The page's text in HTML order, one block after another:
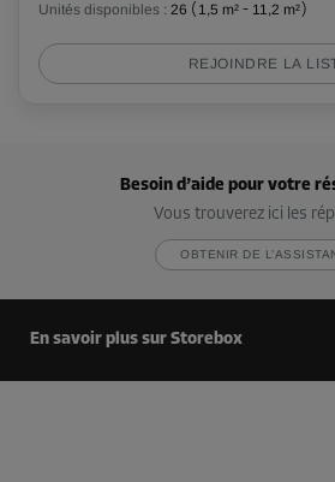
Unités disponibles : 26 ( 1,5 m² - 11,2 m²)
REJOINDRE LA
Besoin d’aide pour votre
Vous trouverez ici les
OBTENIR DE
En savoir plus sur Storebox